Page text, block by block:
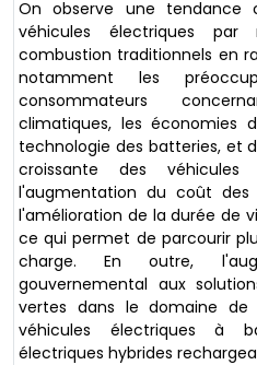
On observe une tendance
véhicules électriques
combustion traditionnels en
notamment les
consommateurs
climatiques, les économies
technologie des batteries, et
croissante des
l'augmentation du coût
l'amélioration de la durée de
ce qui permet de parcourir
charge. En outre,
gouvernemental aux
vertes dans le domaine
véhicules électriques à
électriques hybrides